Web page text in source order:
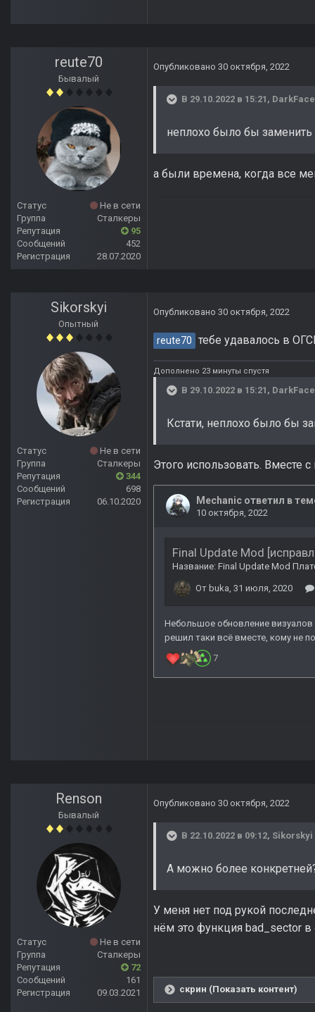
reute70
Бывалый
Статус
Не в сети
Группа
Сталкеры
Репутация
95
Сообщений
452
Регистрация
28.07.2020
Опубликовано 30 октября, 2022
В 29.10.2022 в 15:21, DarkFace
неплохо было бы
а были времена, когда все
Sikorskyi
Опытный
Статус
Не в сети
Группа
Сталкеры
Репутация
344
Сообщений
698
Регистрация
06.10.2020
Опубликовано 30 октября, 2022
reute70 тебе удавалось в
Дополнено 23 минуты спустя
В 29.10.2022 в 15:21, DarkFace
Кстати, неплохо было бы
Этого использовать. Вместе
Renson
Бывалый
Статус
Не в сети
Группа
Сталкеры
Репутация
72
Сообщений
161
Регистрация
09.03.2021
Опубликовано 30 октября, 2022
В 22.10.2022 в 09:12, Sikorskyi
А можно более
У меня нет под рукой
нём это функция bad_sector в
скрин (Показать контент)